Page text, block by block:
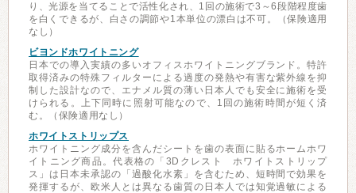
り、光源を当てることで活性化され、1回の施術で3～6段階程度歯
を白くできるが、白さの調節や1本単位の漂白は不可。（保険適用
なし）
ビヨンドホワイトニング
日本での導入実績の多いオフィスホワイトニングブランド。特許
取得済みの特殊フィルターによる過度の発熱や有害な紫外線を抑
制した設計なので、エナメル質の薄い日本人でも安全に施術を受
けられる。上下同時に照射可能なので、1回の施術時間が短く済
む。（保険適用なし）
ホワイトストリップス
ホワイトニング成分を含んだシートを歯の表面に貼るホームホワ
イトニング商品。代表格の「3Dクレスト ホワイトストリップ
ス」は日本未承認の「過酸化水素」を含むため、短時間で効果を
発揮するが、欧米人とは異なる歯質の日本人では知覚過敏による